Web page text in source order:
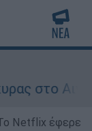
στο
Netflix έφερε